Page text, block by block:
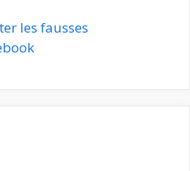
les fausses